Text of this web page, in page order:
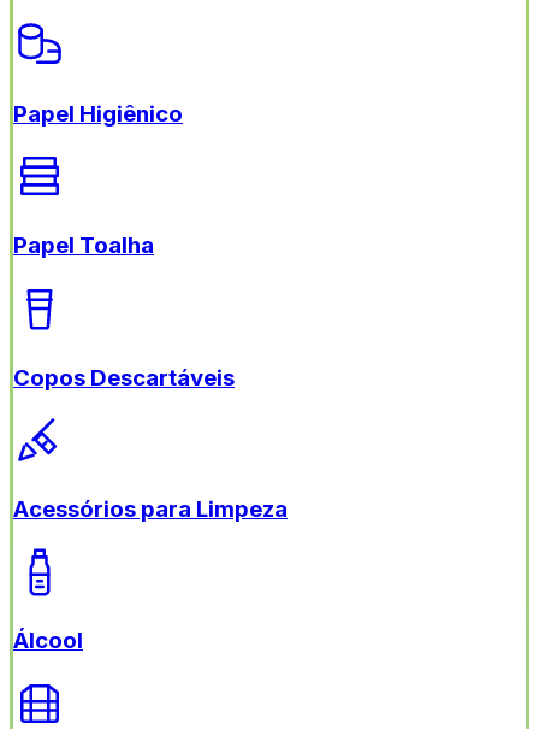
Papel Higiênico
Papel Toalha
Copos Descartáveis
Acessórios para Limpeza
Álcool